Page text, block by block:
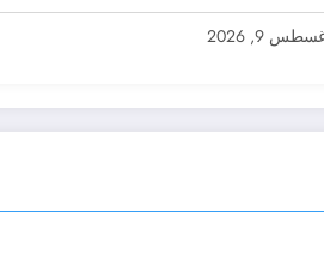
9, 2026